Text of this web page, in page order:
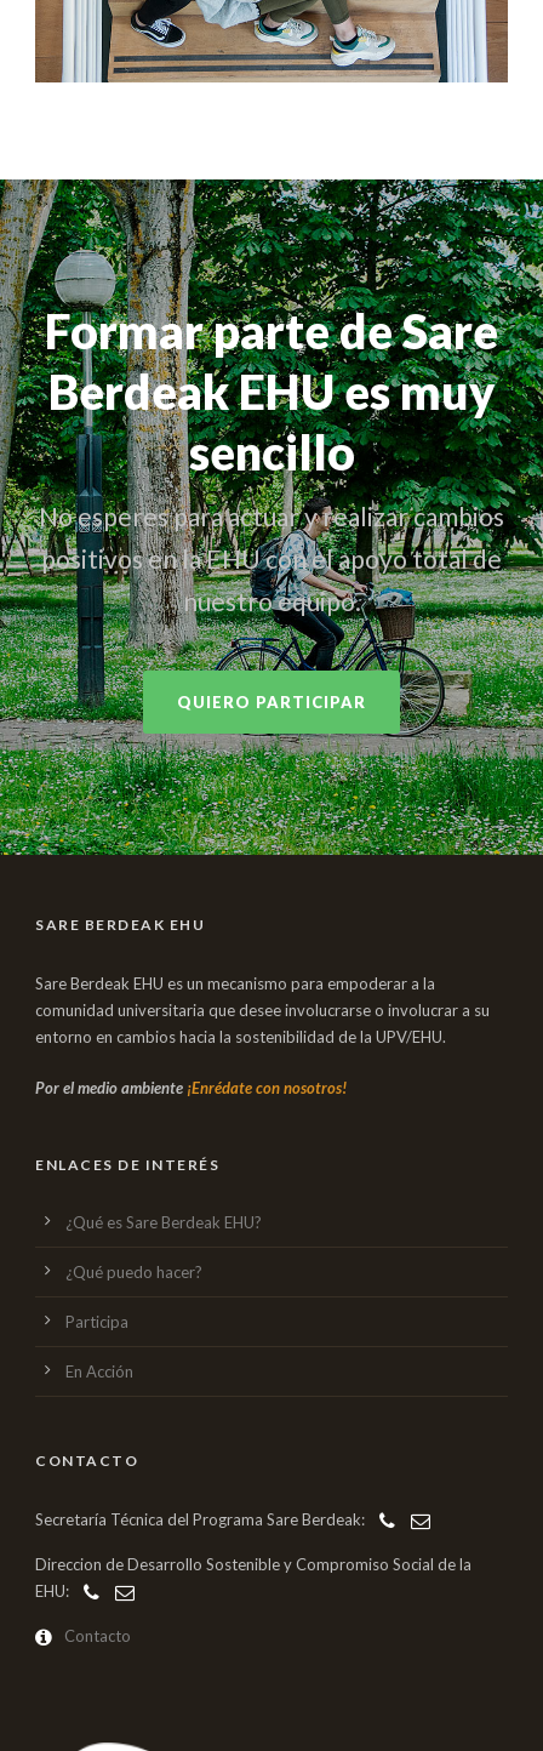
Formar parte de Sare
Berdeak EHU es muy
sencillo
No esperes para actuar y realizar cambios
positivos en la EHU con el apoyo total de
nuestro equipo.
QUIERO PARTICIPAR
SARE BERDEAK EHU
Sare Berdeak EHU es un mecanismo para empoderar a la
comunidad universitaria que desee involucrarse o involucrar a su
entorno en cambios hacia la sostenibilidad de la UPV/EHU.
Por el medio ambiente ¡Enrédate con nosotros!
ENLACES DE INTERÉS
¿Qué es Sare Berdeak EHU?
¿Qué puedo hacer?
Participa
En Acción
CONTACTO
Secretaría Técnica del Programa Sare Berdeak:
Direccion de Desarrollo Sostenible y Compromiso Social de la
EHU:
Contacto